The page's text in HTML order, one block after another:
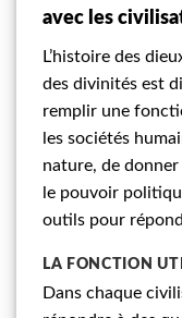
avec les
L’histoire des
des divinités est
remplir une
les sociétés
nature, de
le pouvoir
outils pour
LA FONCTION
Dans chaque